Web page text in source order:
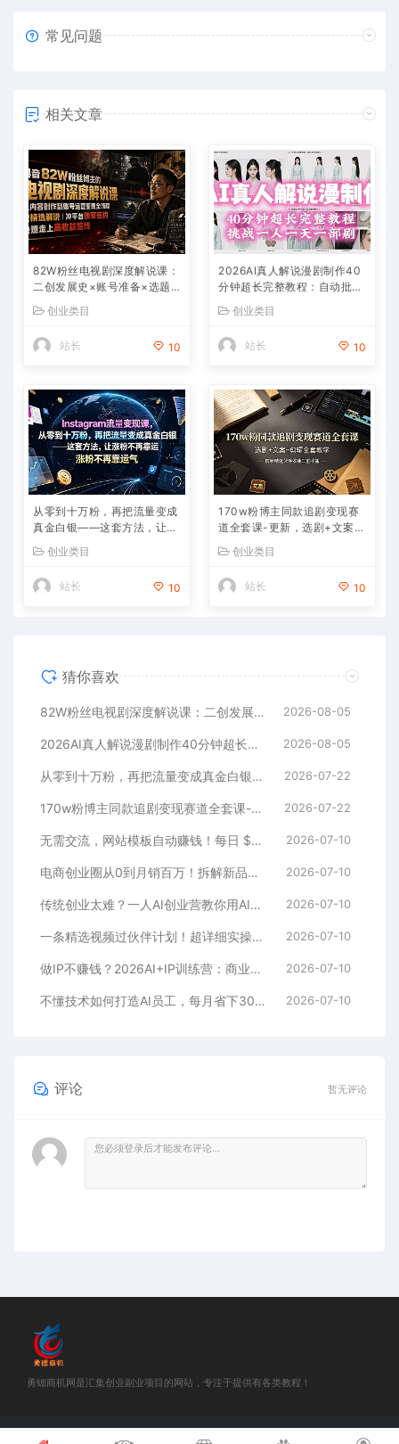
常见问题
相关文章
82W粉丝电视剧深度解说课：
二创发展史×账号准备×选题×
资源下载×爆款文案×配音×剪
辑×封面×独家签约
创业类目
站长 10
2026AI真人解说漫剧制作40
分钟超长完整教程：自动批量
化制作，挑战一人一天一部
剧！
创业类目
站长 10
从零到十万粉，再把流量变成
真金白银——这套方法，让成
幕】
创业类目
站长 10
170w粉博主同款追剧变现赛
道全套课-更新，选剧+文案
伴收徒三重收益
创业类目
站长 10
猜你喜欢
82W粉丝电视剧深度解说课：二创发展史×账号准备×选题×资源下载×爆款文案×配音×剪辑×封面×独家签约 2026-08-05
2026AI真人解说漫剧制作40分钟超长完整教程：自动批量化制作，挑战一人一天一部剧！ 2026-08-05
从零到十万粉，再把流量变成真金白银——这套方法，让成长不再靠运气【原创双语字幕】 2026-07-22
170w粉博主同款追剧变现赛道全套课-更新，选剧+文案+剪辑全套教学，解锁精选伙伴收徒三重收益 2026-07-22
无需交流，网站模板自动赚钱！每日 $8,000 至 $10,000 利润！【原创双语字幕】 2026-07-10
电商创业圈从0到月销百万！拆解新品起盘+全站推广+动销模型，中小卖家快速盈利 2026-07-10
传统创业太难？一人AI创业营教你用AI数字人做爆款短视频，轻资产开启创业路 2026-07-10
一条精选视频过伙伴计划！超详细实操教程，不用花米自己操作，多次被拒的看过来 2026-07-10
做IP不赚钱？2026AI+IP训练营：商业理解+工具实战+表达内容+作品反馈，百天打通流量变现闭环 2026-07-10
不懂技术如何打造AI员工，每月省下3000元，附闲鱼、小红书、电商3个真实案例+开源提示 2026-07-10
评论 暂无评论
勇锶商机网是汇集创业副业项目的网站，专注于提供有各类教程！
©2018-2021 勇锶商机网 站内部分资源收集于网络，若侵犯了您的合法